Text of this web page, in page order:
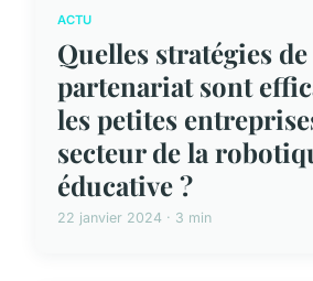
ACTU
Quelles stratégies de
partenariat sont
les petites
secteur de la
éducative ?
22 janvier 2024 · 3 min